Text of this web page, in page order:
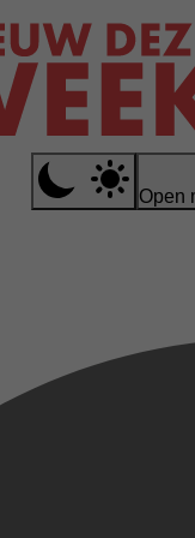
Open